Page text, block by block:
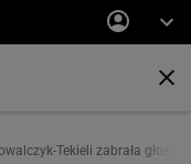
Tekieli zabrała głos